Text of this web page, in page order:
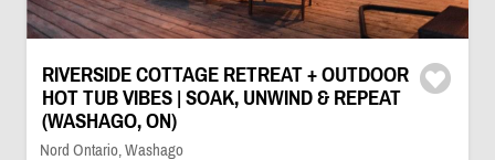
RIVERSIDE COTTAGE RETREAT + OUTDOOR
HOT TUB VIBES | SOAK, UNWIND & REPEAT
(WASHAGO, ON)
Nord Ontario, Washago